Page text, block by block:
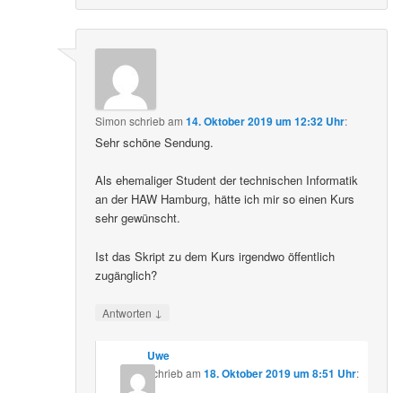
Simon schriebam14. Oktober 2019 um 12:32 Uhr:
Sehr schöne Sendung.
Als ehemaliger Student der technischen Informatik
an der HAW Hamburg, hätte ich mir so einen Kurs
sehr gewünscht.
Ist das Skript zu dem Kurs irgendwo öffentlich
zugänglich?
Antworten ↓
Uwe
schriebam 18. Oktober 2019 um 8:51 Uhr: